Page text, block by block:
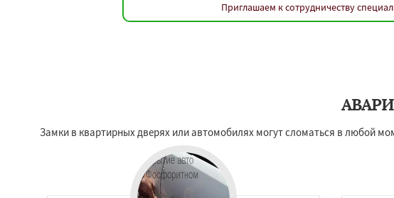
Приглашаем к сотрудничеству
Замки в квартирных дверях или автомобилях могут сломаться в любой